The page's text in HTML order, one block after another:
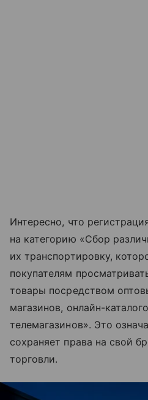
Интересно, что
на категорию «Сбор
их транспортировку,
покупателям
товары посредством
магазинов, онлайн-
телемагазинов». Это
сохраняет права на свой
торговли.